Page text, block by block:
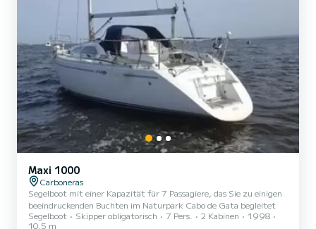
Maxi 1000
Carboneras
Segelboot mit einer Kapazität für 7 Passagiere, das Sie zu einigen
beeindruckenden Buchten im Naturpark Cabo de Gata begleitet
Segelboot
Skipper obligatorisch 7 Pers. 2 Kabinen
1998
10.5 m